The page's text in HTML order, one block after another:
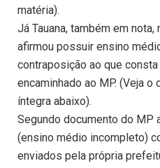
matéria).
Já Tauana, também em
afirmou possuir ensino
contraposição ao que
encaminhado ao MP. (Veja o
íntegra abaixo).
Segundo documento do MP
(ensino médio incompleto)
enviados pela própria